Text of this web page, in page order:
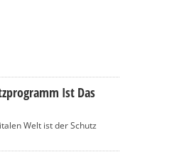
Ist Das
Welt ist der Schutz